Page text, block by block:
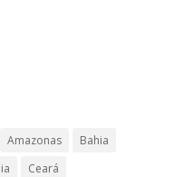
Amazonas
Bahia
Ceará